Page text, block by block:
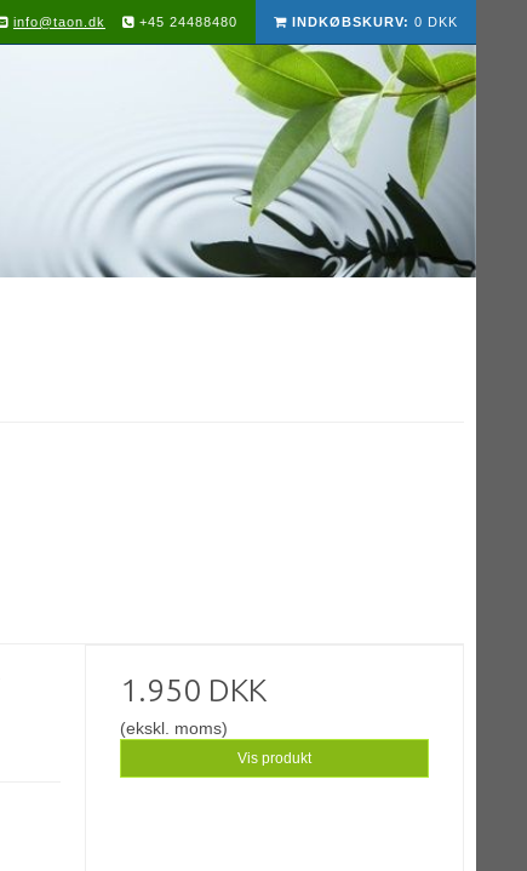
INDKØBSKURV: 0 DKK
info@taon.dk +45 24488480
1.950 DKK
(ekskl. moms)
Vis produkt